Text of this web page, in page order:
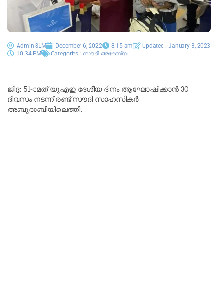
Admin SLM December 6, 2022 8:15 am
Updated : January 3, 2023
10:34 PM
Categories : സൗദി അറേബ്യ
ജിദ്ദ: 51-ാമത് യുഎഇ ദേശീയ ദിനം ആഘോഷിക്കാൻ 30
ദിവസം നടന്ന് രണ്ട് സൗദി സാഹസികർ
അബുദാബിയിലെത്തി.